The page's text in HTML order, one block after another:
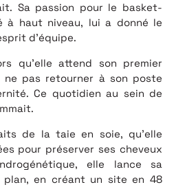
Sa passion pour le basket-
à haut niveau, lui a donné le
d’équipe.
qu’elle attend son premier
pas retourner à son poste
Ce quotidien au sein de
de la taie en soie, qu’elle
pour préserver ses cheveux
elle lance sa
plan, en créant un site en 48